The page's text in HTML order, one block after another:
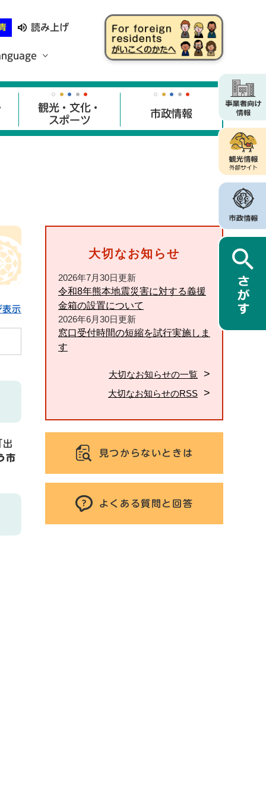
読み上げ
観光・文化・
スポーツ
市政情報
表示
出
市
大切なお知らせ
2026年7月30日更新
令和8年熊本地震災害に対する義援
金箱の設置について
2026年6月30日更新
窓口受付時間の短縮を試行実施しま
す
大切なお知らせの一覧
大切なお知らせのRSS
見つからないときは
よくある質問と回答